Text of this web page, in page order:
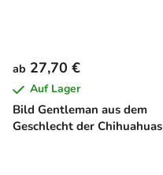
Bild Gentleman aus dem
Geschlecht der Chihuahuas
ab 27,70 €
Auf Lager